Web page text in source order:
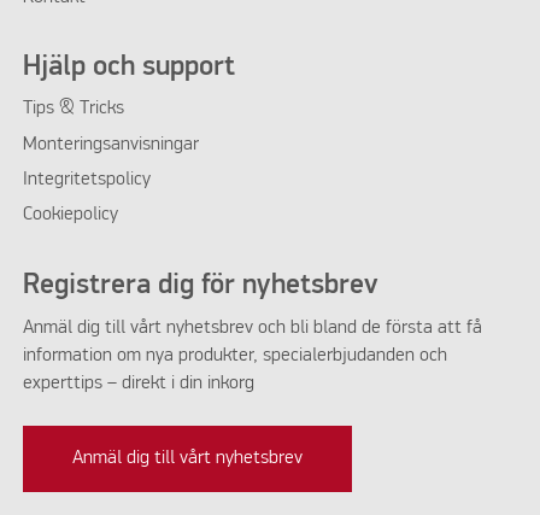
Hjälp och support
Tips & Tricks
Monteringsanvisningar
Integritetspolicy
Cookiepolicy
Registrera dig för nyhetsbrev
Anmäl dig till vårt nyhetsbrev och bli bland de första att få
information om nya produkter, specialerbjudanden och
experttips – direkt i din inkorg
Anmäl dig till vårt nyhetsbrev